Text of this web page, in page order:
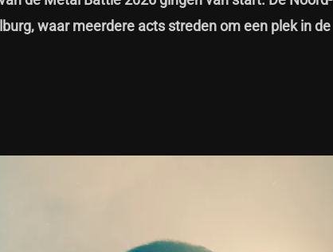
waar meerdere acts streden om een plek in de